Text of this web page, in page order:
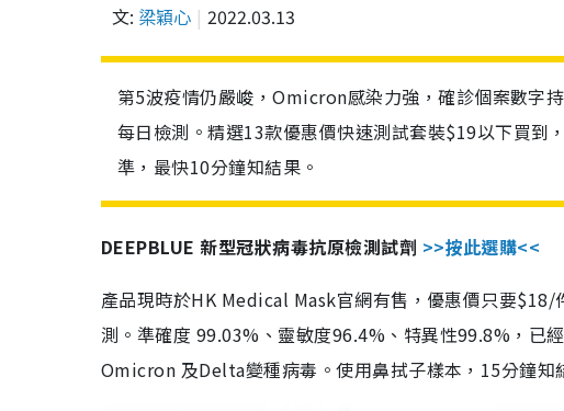
文: 梁穎心 2022.03.13
第5波疫情仍嚴峻，Omicron感染力強，確診個案數字
每日檢測。精選13款優惠價快速測試套裝$19以下買到
準，最快10分鐘知結果。
DEEPBLUE 新型冠狀病毒抗原檢測試劑 >>按此選購<<
產品現時於HK Medical Mask官網有售，優惠價只要
測。準確度 99.03%、靈敏度96.4%、特異性99.8%，已
Omicron 及Delta變種病毒。使用鼻拭子樣本，15分鐘知